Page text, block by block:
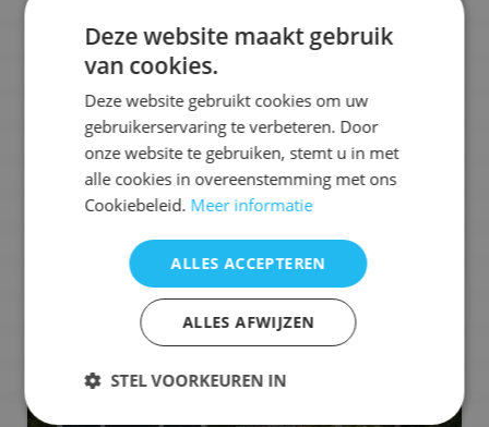
smaakvolle streetfood, hartige snacks, zoete wafels en
poffertjes, of een uitgebreide BBQ van onze
Oklahoma Smoker van 6 meter, wij zorgen ervoor.
Ons aanbod:
Friet 🍕Pizza's 🫓Poffertjes 🧆Snacks 🍢Tapas
Hamburgers 🥡 +11 meer
Deze website maakt gebruik
van cookies.
Deze website gebruikt cookies om uw
gebruikerservaring te verbeteren. Door
onze website te gebruiken, stemt u in met
alle cookies in overeenstemming met ons
Cookiebeleid. Meer informatie
ALLES ACCEPTEREN
ALLES AFWIJZEN
STEL VOORKEUREN IN